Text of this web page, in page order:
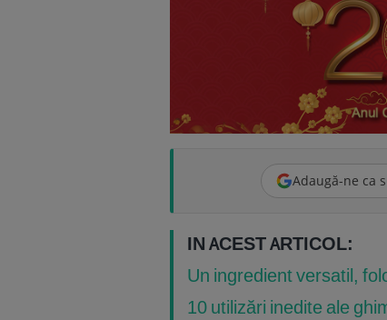
Adaugă-ne ca
IN ACEST ARTICOL:
Un ingredient versatil,
10 utilizări inedite ale